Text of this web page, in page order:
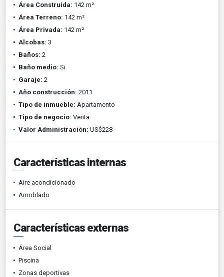
Área Construida: 142 m²
Área Terreno: 142 m²
Área Privada: 142 m²
Alcobas: 3
Baños: 2
Baño medio: Si
Garaje: 2
Año construcción: 2011
Tipo de inmueble: Apartamento
Tipo de negocio: Venta
Valor Administración: US$228
Características internas
Aire acondicionado
Amoblado
Características externas
Área Social
Piscina
Zonas deportivas